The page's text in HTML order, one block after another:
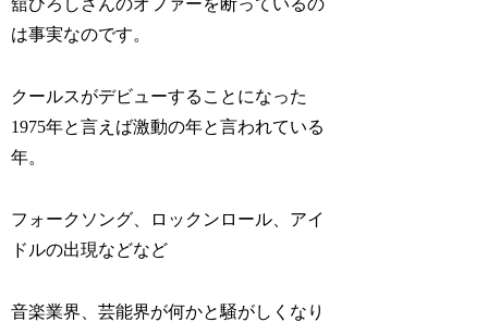
舘ひろしさんのオファーを断っているの
は事実なのです。
クールスがデビューすることになった
1975年と言えば激動の年と言われている
年。
フォークソング、ロックンロール、アイ
ドルの出現などなど
音楽業界、芸能界が何かと騒がしくなり